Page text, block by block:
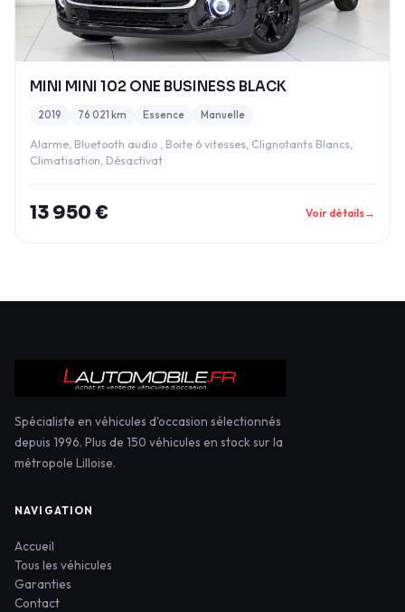
MINI MINI 102 ONE BUSINESS BLACK
2019 76 021 km Essence Manuelle
Alarme, Bluetooth audio , Boite 6 vitesses, Clignotants Blancs,
Climatisation, Désactivat
13 950 € Voir détails→
Spécialiste en véhicules d'occasion sélectionnés
depuis 1996. Plus de 150 véhicules en stock sur la
métropole Lilloise.
NAVIGATION
Accueil
Tous les véhicules
Garanties
Contact